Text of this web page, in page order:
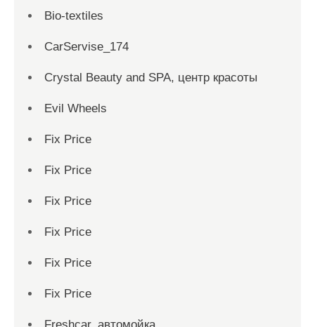
Bio-textiles
CarServise_174
Crystal Beauty and SPA, центр красоты
Evil Wheels
Fix Price
Fix Price
Fix Price
Fix Price
Fix Price
Fix Price